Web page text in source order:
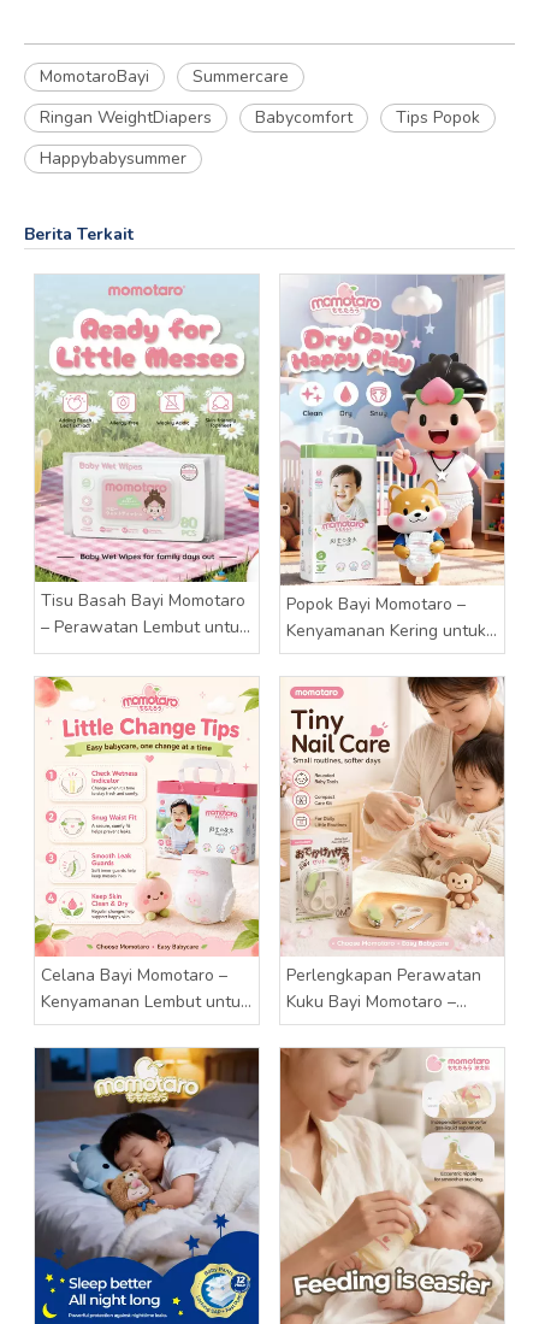
MomotaroBayi
Summercare
Ringan WeightDiapers
Babycomfort
Tips Popok
Happybabysummer
Berita Terkait
Tisu Basah Bayi Momotaro
– Perawatan Lembut untuk
Setiap Kekacauan Kecil
Popok Bayi Momotaro –
Kenyamanan Kering untuk
Setiap Hari Bahagia
Celana Bayi Momotaro –
Kenyamanan Lembut untuk
Setiap Petualangan Kecil
Perlengkapan Perawatan
Kuku Bayi Momotaro –
Perawatan Lembut untuk
Jari Kecil